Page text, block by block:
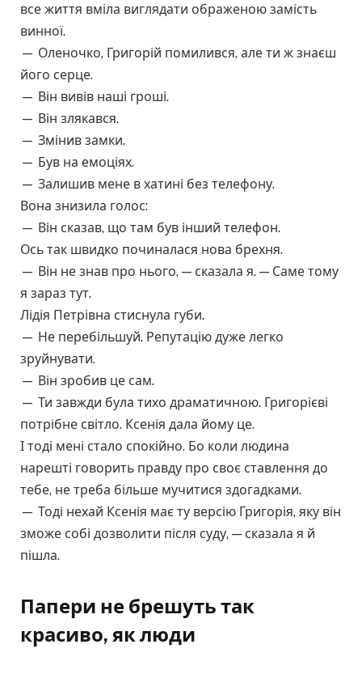
все життя вміла виглядати ображеною замість
винної.
— Оленочко, Григорій помилився, але ти ж знаєш
його серце.
— Він вивів наші гроші.
— Він злякався.
— Змінив замки.
— Був на емоціях.
— Залишив мене в хатині без телефону.
Вона знизила голос:
— Він сказав, що там був інший телефон.
Ось так швидко починалася нова брехня.
— Він не знав про нього, — сказала я. — Саме тому
я зараз тут.
Лідія Петрівна стиснула губи.
— Не перебільшуй. Репутацію дуже легко
зруйнувати.
— Він зробив це сам.
— Ти завжди була тихо драматичною. Григорієві
потрібне світло. Ксенія дала йому це.
І тоді мені стало спокійно. Бо коли людина
нарешті говорить правду про своє ставлення до
тебе, не треба більше мучитися здогадками.
— Тоді нехай Ксенія має ту версію Григорія, яку він
зможе собі дозволити після суду, — сказала я й
пішла.
Папери не брешуть так
красиво, як люди